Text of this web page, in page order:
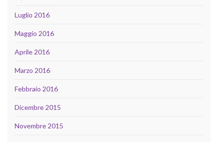
Luglio 2016
Maggio 2016
Aprile 2016
Marzo 2016
Febbraio 2016
Dicembre 2015
Novembre 2015